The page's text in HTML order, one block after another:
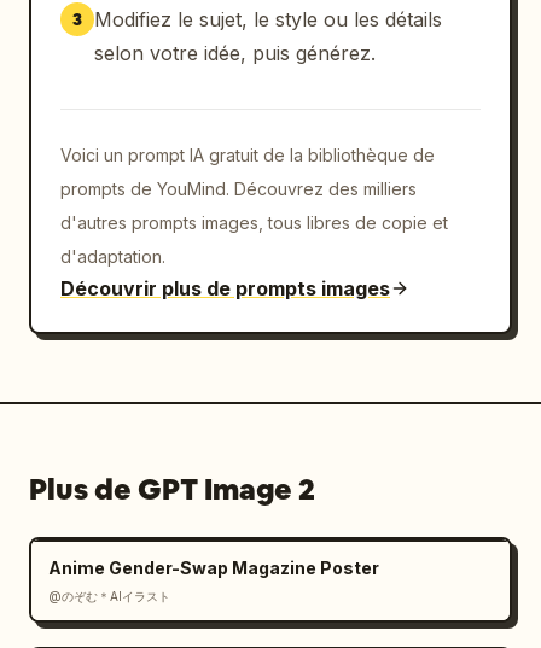
précision, profondeur de champ, impact du
mouvement","background":"environnement de
derrière le téléphone","negative
supplémentaires, pas de cadre de téléphone
déformé, pas de titre d'interface illisible,
pas de style cartoon, pas de textures basse
résolution"}
3
Modifiez le sujet, le style ou les détails
selon votre idée, puis générez.
Voici un prompt IA gratuit de la bibliothèque de
prompts de YouMind. Découvrez des milliers
d'autres prompts images, tous libres de copie et
d'adaptation.
Découvrir plus de prompts images
Plus de GPT Image 2
Anime Gender-Swap Magazine Poster
@のぞむ＊AIイラスト